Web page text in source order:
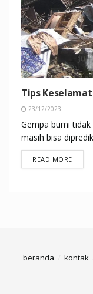
Tips
23/12/2023
Gempa bumi
masih bisa
READ MORE
beranda kontak